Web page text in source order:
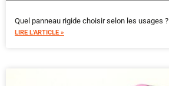
Quel panneau rigide choisir selon les usages ?
LIRE L'ARTICLE »